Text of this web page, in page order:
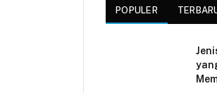
POPULER